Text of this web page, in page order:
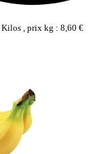
, prix kg : 8,60 €